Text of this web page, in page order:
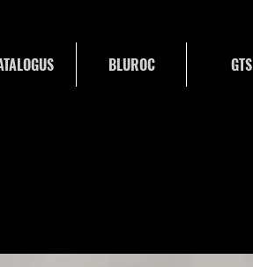
BLUROC GTS